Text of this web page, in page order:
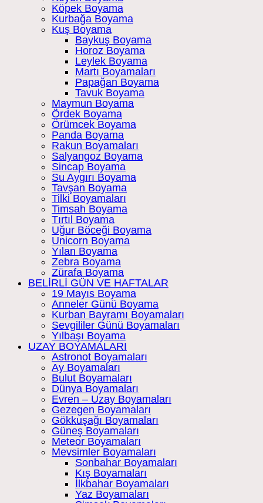
Köpek Boyama
Kurbağa Boyama
Kuş Boyama
Baykuş Boyama
Horoz Boyama
Leylek Boyama
Martı Boyamaları
Papağan Boyama
Tavuk Boyama
Maymun Boyama
Ördek Boyama
Örümcek Boyama
Panda Boyama
Rakun Boyamaları
Salyangoz Boyama
Sincap Boyama
Su Aygırı Boyama
Tavşan Boyama
Tilki Boyamaları
Timsah Boyama
Tırtıl Boyama
Uğur Böceği Boyama
Unicorn Boyama
Yılan Boyama
Zebra Boyama
Zürafa Boyama
BELİRLİ GÜN VE HAFTALAR
19 Mayıs Boyama
Anneler Günü Boyama
Kurban Bayramı Boyamaları
Sevgililer Günü Boyamaları
Yılbaşı Boyama
UZAY BOYAMALARI
Astronot Boyamaları
Ay Boyamaları
Bulut Boyamaları
Dünya Boyamaları
Evren – Uzay Boyamaları
Gezegen Boyamaları
Gökkuşağı Boyamaları
Güneş Boyamaları
Meteor Boyamaları
Mevsimler Boyamaları
Sonbahar Boyamaları
Kış Boyamaları
İlkbahar Boyamaları
Yaz Boyamaları